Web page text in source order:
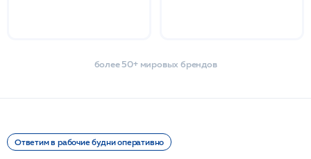
более 50+ мировых брендов
Ответим в рабочие будни оперативно